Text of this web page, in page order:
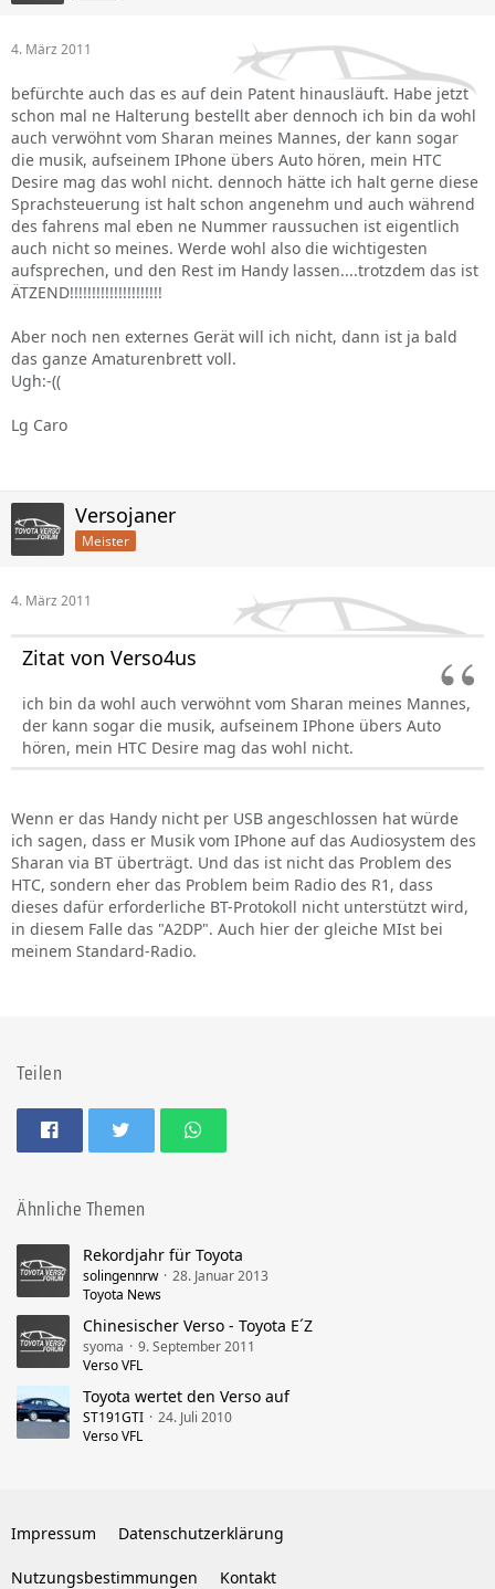
4. März 2011
befürchte auch das es auf dein Patent hinausläuft. Habe jetzt
schon mal ne Halterung bestellt aber dennoch ich bin da wohl
auch verwöhnt vom Sharan meines Mannes, der kann sogar
die musik, aufseinem IPhone übers Auto hören, mein HTC
Desire mag das wohl nicht. dennoch hätte ich halt gerne diese
Sprachsteuerung ist halt schon angenehm und auch während
des fahrens mal eben ne Nummer raussuchen ist eigentlich
auch nicht so meines. Werde wohl also die wichtigesten
aufsprechen, und den Rest im Handy lassen....trotzdem das ist
ÄTZEND!!!!!!!!!!!!!!!!!!!!!
Aber noch nen externes Gerät will ich nicht, dann ist ja bald
das ganze Amaturenbrett voll.
Ugh:-((
Lg Caro
Versojaner
Meister
4. März 2011
Zitat von Verso4us
ich bin da wohl auch verwöhnt vom Sharan meines Mannes,
der kann sogar die musik, aufseinem IPhone übers Auto
hören, mein HTC Desire mag das wohl nicht.
Wenn er das Handy nicht per USB angeschlossen hat würde
ich sagen, dass er Musik vom IPhone auf das Audiosystem des
Sharan via BT überträgt. Und das ist nicht das Problem des
HTC, sondern eher das Problem beim Radio des R1, dass
dieses dafür erforderliche BT-Protokoll nicht unterstützt wird,
in diesem Falle das "A2DP". Auch hier der gleiche MIst bei
meinem Standard-Radio.
Teilen
Ähnliche Themen
Rekordjahr für Toyota
solingennrw
28. Januar 2013
Toyota News
Chinesischer Verso - Toyota E´Z
syoma
9. September 2011
Verso VFL
Toyota wertet den Verso auf
ST191GTI
24. Juli 2010
Verso VFL
Impressum Datenschutzerklärung
Nutzungsbestimmungen Kontakt